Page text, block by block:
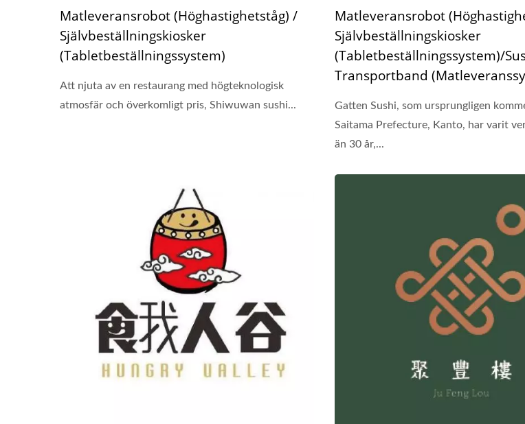
Matleveransrobot (Höghastighetståg) /
Självbeställningskiosker
(Tabletbeställningssystem)
Att njuta av en restaurang med högteknologisk
atmosfär och överkomligt pris, Shiwuwan sushi...
Matleveransrobot
Självbeställningskiosker
(Tabletbeställningssystem)/
Transportband
Gatten Sushi, som ursprungligen
Saitama Prefecture, Kanto, har varit
än 30 år,...